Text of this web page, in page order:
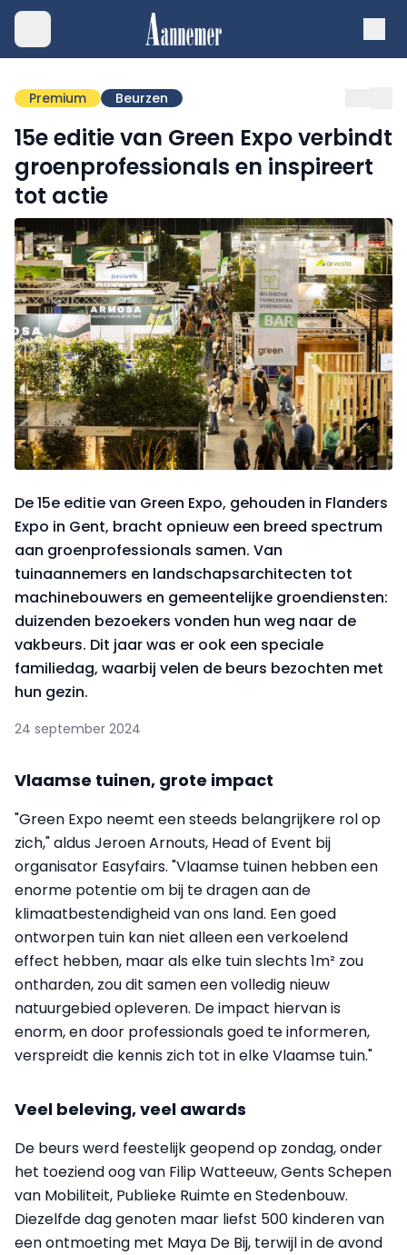
Premium Beurzen
15e editie van Green Expo verbindt
groenprofessionals en inspireert
tot actie
De 15e editie van Green Expo, gehouden in Flanders
Expo in Gent, bracht opnieuw een breed spectrum
aan groenprofessionals samen. Van
tuinaannemers en landschapsarchitecten tot
machinebouwers en gemeentelijke groendiensten:
duizenden bezoekers vonden hun weg naar de
vakbeurs. Dit jaar was er ook een speciale
familiedag, waarbij velen de beurs bezochten met
hun gezin.
24 september 2024
Vlaamse tuinen, grote impact
"Green Expo neemt een steeds belangrijkere rol op
zich," aldus Jeroen Arnouts, Head of Event bij
organisator Easyfairs. "Vlaamse tuinen hebben een
enorme potentie om bij te dragen aan de
klimaatbestendigheid van ons land. Een goed
ontworpen tuin kan niet alleen een verkoelend
effect hebben, maar als elke tuin slechts 1m² zou
ontharden, zou dit samen een volledig nieuw
natuurgebied opleveren. De impact hiervan is
enorm, en door professionals goed te informeren,
verspreidt die kennis zich tot in elke Vlaamse tuin."
Veel beleving, veel awards
De beurs werd feestelijk geopend op zondag, onder
het toeziend oog van Filip Watteeuw, Gents Schepen
van Mobiliteit, Publieke Ruimte en Stedenbouw.
Diezelfde dag genoten maar liefst 500 kinderen van
een ontmoeting met Maya De Bij, terwijl in de avond